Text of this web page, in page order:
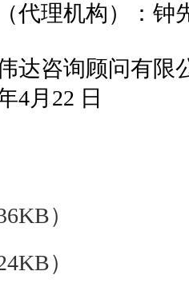
代理机构）：钟
达咨询顾问有限
4月22 日
）
）